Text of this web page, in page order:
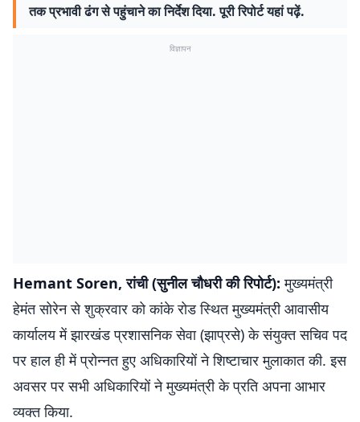
तक प्रभावी ढंग से पहुंचाने का निर्देश दिया. पूरी रिपोर्ट यहां पढ़ें.
विज्ञापन
Hemant Soren, रांची (सुनील चौधरी की रिपोर्ट): मुख्यमंत्री
हेमंत सोरेन से शुक्रवार को कांके रोड स्थित मुख्यमंत्री आवासीय
कार्यालय में झारखंड प्रशासनिक सेवा (झाप्रसे) के संयुक्त सचिव पद
पर हाल ही में प्रोन्नत हुए अधिकारियों ने शिष्टाचार मुलाकात की. इस
अवसर पर सभी अधिकारियों ने मुख्यमंत्री के प्रति अपना आभार
व्यक्त किया.